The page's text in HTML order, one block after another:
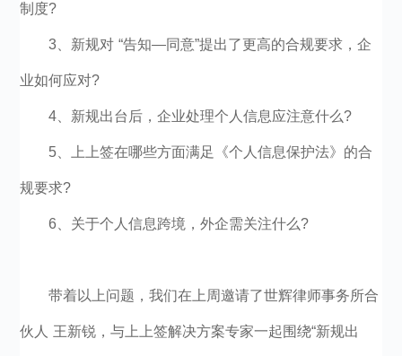
制度?
3、新规对 “告知—同意”提出了更高的合规要求，企
业如何应对?
4、新规出台后，企业处理个人信息应注意什么?
5、上上签在哪些方面满足《个人信息保护法》的合
规要求?
6、关于个人信息跨境，外企需关注什么?
带着以上问题，我们在上周邀请了世辉律师事务所合
伙人 王新锐，与上上签解决方案专家一起围绕“新规出